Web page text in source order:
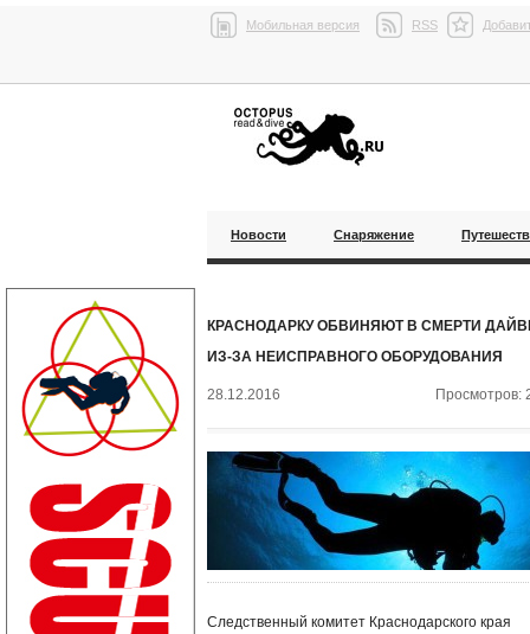
Мобильная версия RSS
Новости Снаряжение
КРАСНОДАРКУ ОБВИНЯЮТ В СМЕРТИ
ИЗ-ЗА НЕИСПРАВНОГО ОБОРУДОВАНИЯ
28.12.2016 Просмотров:
Следственный комитет Краснодарского края